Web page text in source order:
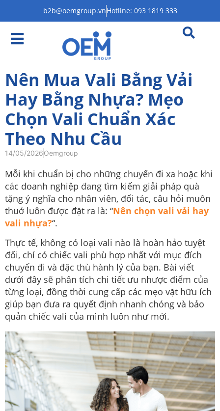
b2b@oemgroup.vnHotline: 093 1819 333
Nên Mua Vali Bằng Vải
Hay Bằng Nhựa? Mẹo
Chọn Vali Chuẩn Xác
Theo Nhu Cầu
14/05/2026Oemgroup
Mỗi khi chuẩn bị cho những chuyến đi xa hoặc khi
các doanh nghiệp đang tìm kiếm giải pháp quà
tặng ý nghĩa cho nhân viên, đối tác, câu hỏi muôn
thuở luôn được đặt ra là: “Nên chọn vali vải hay
vali nhựa?“.
Thực tế, không có loại vali nào là hoàn hảo tuyệt
đối, chỉ có chiếc vali phù hợp nhất với mục đích
chuyến đi và đặc thù hành lý của bạn. Bài viết
dưới đây sẽ phân tích chi tiết ưu nhược điểm của
từng loại, đồng thời cung cấp các mẹo vặt hữu ích
giúp bạn đưa ra quyết định nhanh chóng và bảo
quản chiếc vali của mình luôn như mới.